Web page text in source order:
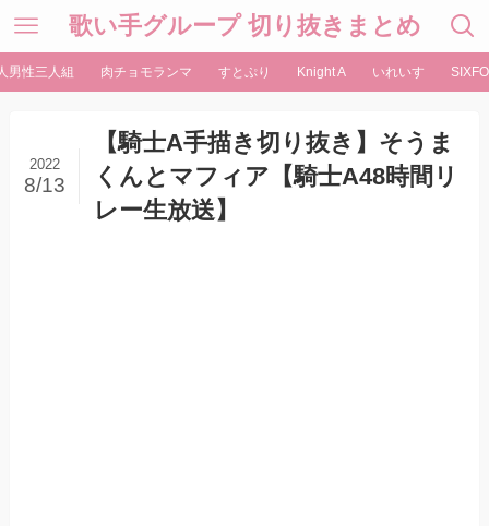
歌い手グループ 切り抜きまとめ
男性三人組 肉チョモランマ すとぷり Knight A いれいす
【騎士A手描き切り抜き】そうま
くんとマフィア【騎士A48時間リ
レー生放送】
2022
8/13